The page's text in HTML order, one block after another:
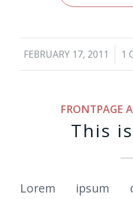
FEBRUARY 17, 2011
/ 1
FRONTPAGE
This
Lorem ipsum